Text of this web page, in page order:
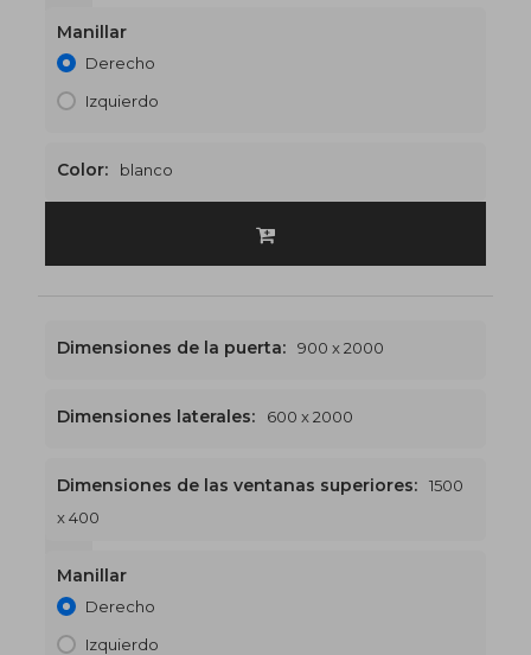
Manillar
Derecho
Izquierdo
Color: blanco
Dimensiones de la puerta: 900 x 2000
Dimensiones laterales: 600 x 2000
Dimensiones de las ventanas superiores:
1500
x 400
Manillar
Derecho
Izquierdo